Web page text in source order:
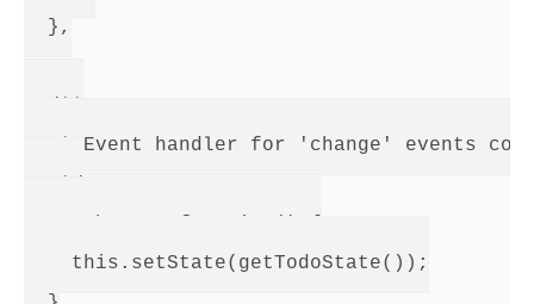
  },
* Event handler for 'change' events
    this.setState(getTodoState());